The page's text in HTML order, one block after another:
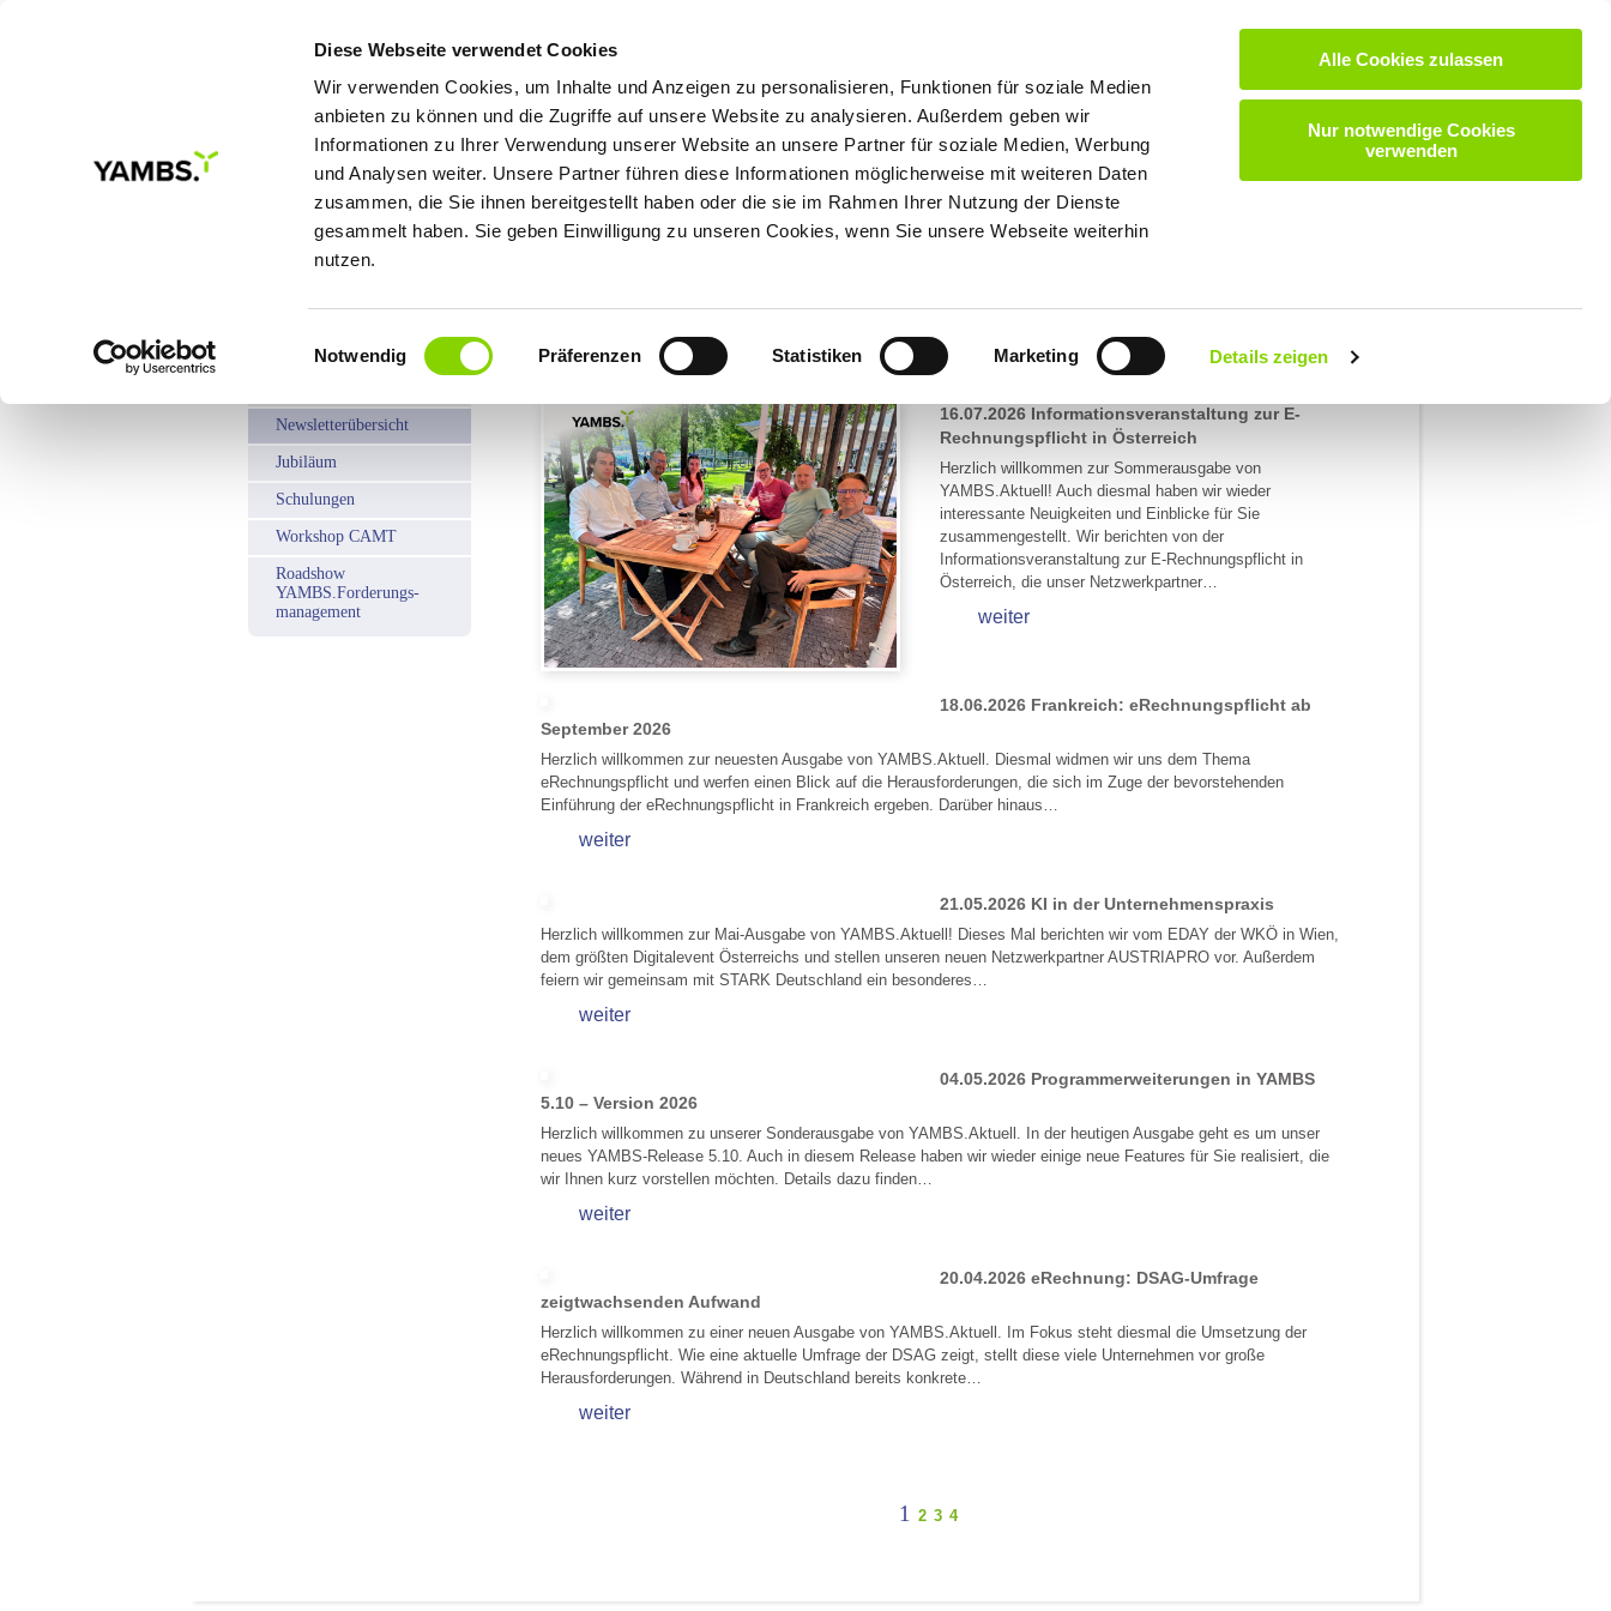
Diese Webseite verwendet Cookies
Wir verwenden Cookies, um Inhalte und Anzeigen zu personalisieren, Funktionen für soziale Medien
anbieten zu können und die Zugriffe auf unsere Website zu analysieren. Außerdem geben wir
Informationen zu Ihrer Verwendung unserer Website an unsere Partner für soziale Medien, Werbung
und Analysen weiter. Unsere Partner führen diese Informationen möglicherweise mit weiteren Daten
zusammen, die Sie ihnen bereitgestellt haben oder die sie im Rahmen Ihrer Nutzung der Dienste
gesammelt haben. Sie geben Einwilligung zu unseren Cookies, wenn Sie unsere Webseite weiterhin
nutzen.
Einwilligungsauswahl
Notwendig Präferenzen Statistiken Marketing Details zeigen
Alle Cookies zulassen
Nur notwendige Cookies
verwenden
KARRIERE KONTAKT
MEINE ZIELE LÖSUNGEN SERVICE & KNOWHOW NEWSLETTERANMELDUNG
Newsübersicht
Newsletterübersicht
Jubiläum
Schulungen
Workshop CAMT
Roadshow
YAMBS.Forderungs-
management
Newsletter
16.07.2026 Informationsveranstaltung zur E-
Rechnungspflicht in Österreich
Herzlich willkommen zur Sommerausgabe von
YAMBS.Aktuell! Auch diesmal haben wir wieder
interessante Neuigkeiten und Einblicke für Sie
zusammengestellt. Wir berichten von der
Informationsveranstaltung zur E-Rechnungspflicht in
Österreich, die unser Netzwerkpartner…
weiter
18.06.2026 Frankreich: eRechnungspflicht ab
September 2026
Herzlich willkommen zur neuesten Ausgabe von YAMBS.Aktuell. Diesmal widmen wir uns dem Thema
eRechnungspflicht und werfen einen Blick auf die Herausforderungen, die sich im Zuge der bevorstehenden
Einführung der eRechnungspflicht in Frankreich ergeben. Darüber hinaus…
weiter
21.05.2026 KI in der Unternehmenspraxis
Herzlich willkommen zur Mai-Ausgabe von YAMBS.Aktuell! Dieses Mal berichten wir vom EDAY der WKÖ in Wien,
dem größten Digitalevent Österreichs und stellen unseren neuen Netzwerkpartner AUSTRIAPRO vor. Außerdem
feiern wir gemeinsam mit STARK Deutschland ein besonderes…
weiter
04.05.2026 Programmerweiterungen in YAMBS
5.10 – Version 2026
Herzlich willkommen zu unserer Sonderausgabe von YAMBS.Aktuell. In der heutigen Ausgabe geht es um unser
neues YAMBS-Release 5.10. Auch in diesem Release haben wir wieder einige neue Features für Sie realisiert, die
wir Ihnen kurz vorstellen möchten. Details dazu finden…
weiter
20.04.2026 eRechnung: DSAG-Umfrage
zeigtwachsenden Aufwand
Herzlich willkommen zu einer neuen Ausgabe von YAMBS.Aktuell. Im Fokus steht diesmal die Umsetzung der
eRechnungspflicht. Wie eine aktuelle Umfrage der DSAG zeigt, stellt diese viele Unternehmen vor große
Herausforderungen. Während in Deutschland bereits konkrete…
weiter
1 2 3 4